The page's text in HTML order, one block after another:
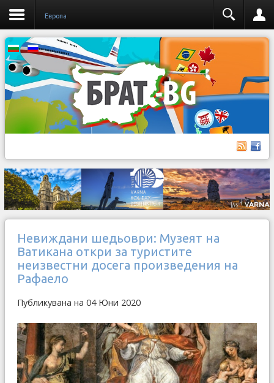
Европа
Невиждани шедьоври: Музеят на
Ватикана откри за туристите
неизвестни досега произведения на
Рафаело
Публикувана на 04 Юни 2020